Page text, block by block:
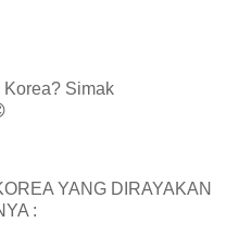
Korea? Simak
YANG DIRAYAKAN
: